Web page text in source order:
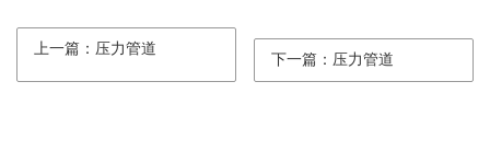
上一篇：压力管道
下一篇：压力管道